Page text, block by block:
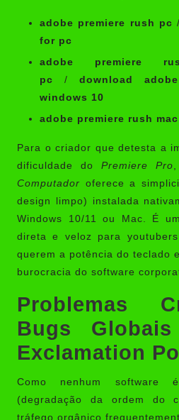
adobe premiere rush pc
for pc
adobe premiere
pc / download
windows 10
adobe premiere rush
Para o criador que detesta a
dificuldade do Premiere Pro
Computador oferece a
design limpo) instalada
Windows 10/11 ou Mac. É
direta e veloz para
querem a potência do teclado
burocracia do software
Problemas
Bugs
Exclamation
Como nenhum software
(degradação da ordem do
tráfego orgânico